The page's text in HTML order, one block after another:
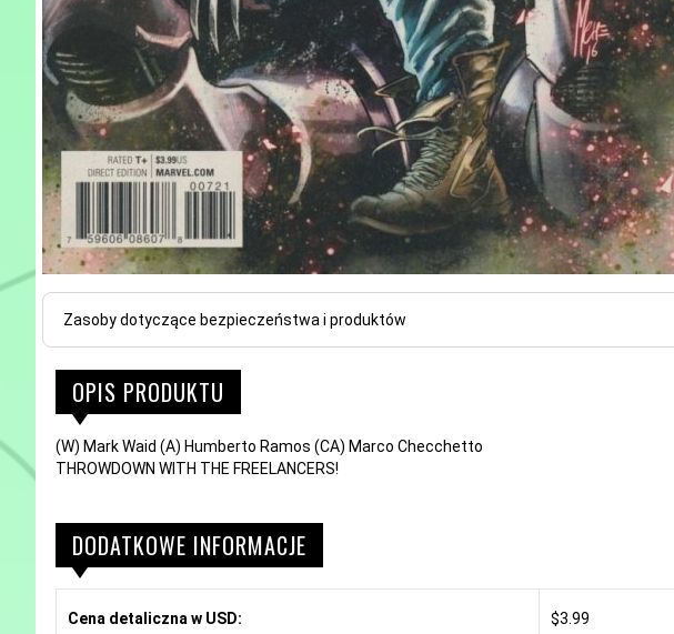
Zasoby dotyczące bezpieczeństwa i produktów
OPIS PRODUKTU
(W) Mark Waid (A) Humberto Ramos (CA) Marco Checchetto
THROWDOWN WITH THE FREELANCERS!
DODATKOWE INFORMACJE
Cena detaliczna w USD: $3.99